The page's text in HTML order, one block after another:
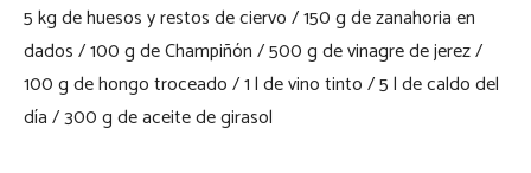
5 kg de huesos y restos de ciervo / 150 g de zanahoria en
dados / 100 g de Champiñón / 500 g de vinagre de jerez /
100 g de hongo troceado / 1 l de vino tinto / 5 l de caldo del
día / 300 g de aceite de girasol